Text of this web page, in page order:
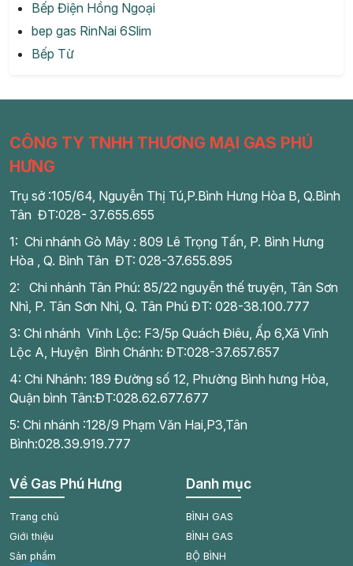
Bếp Điện Hồng Ngoại
bep gas RinNai 6Slim
Bếp Từ
CÔNG TY TNHH THƯƠNG MẠI GAS PHÚ
HƯNG
Trụ sở :105/64, Nguyễn Thị Tú,P.Bình Hưng Hòa B, Q.Bình
Tân ĐT:028- 37.655.655
1: Chi nhánh Gò Mây : 809 Lê Trọng Tấn, P. Bình Hưng
Hòa , Q. Bình Tân ĐT: 028-37.655.895
2: Chi nhánh Tân Phú: 85/22 nguyễn thế truyện, Tân Sơn
Nhì, P. Tân Sơn Nhì, Q. Tân Phú ĐT: 028-38.100.777
3: Chi nhánh Vĩnh Lộc: F3/5p Quách Điêu, Ấp 6,Xã Vĩnh
Lộc A, Huyện Bình Chánh: ĐT:028-37.657.657
4: Chi Nhánh: 189 Đường số 12, Phường Bình hưng Hòa,
Quận bình Tân:ĐT:028.62.677.677
5: Chi nhánh :128/9 Phạm Văn Hai,P3,Tân
Bình:028.39.919.777
Về Gas Phú Hưng
Trang chủ
Giới thiệu
Sản phẩm
Danh mục
BÌNH GAS
BÌNH GAS
BỘ BÌNH